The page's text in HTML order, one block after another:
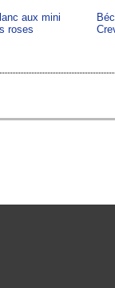
aux mini
roses